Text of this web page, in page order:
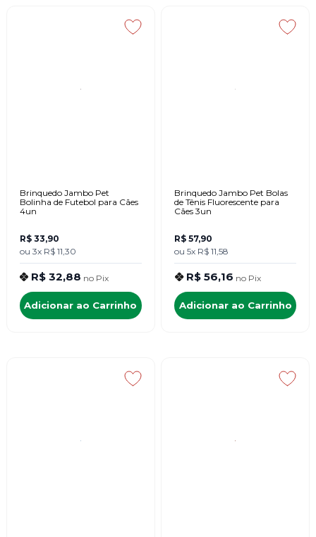
Brinquedo Jambo Pet
Bolinha de Futebol para Cães
4un
R$ 33,90
ou 3x R$ 11,30
R$ 32,88 no Pix
Adicionar ao Carrinho
Brinquedo Jambo Pet Bolas
de Tênis Fluorescente para
Cães 3un
R$ 57,90
ou 5x R$ 11,58
R$ 56,16 no Pix
Adicionar ao Carrinho